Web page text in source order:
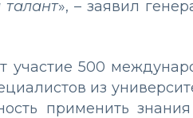
талант», – заявил
участие 500
из
применить